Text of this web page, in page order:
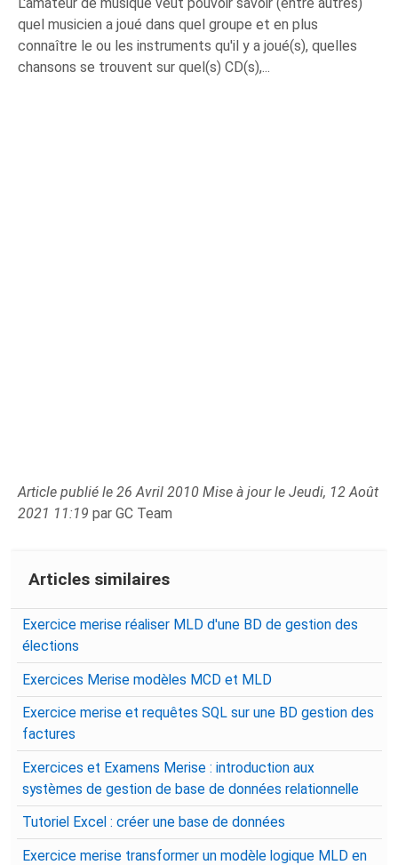
quel musicien a joué dans quel groupe et en plus
connaître le ou les instruments qu'il y a joué(s), quelles
chansons se trouvent sur quel(s) CD(s),...
Article publié le 26 Avril 2010 Mise à jour le Jeudi, 12 Août
2021 11:19par GC Team
Articles similaires
Exercice merise réaliser MLD d'une BD de gestion des
élections
Exercices Merise modèles MCD et MLD
Exercice merise et requêtes SQL sur une BD gestion des
factures
Exercices et Examens Merise : introduction aux
systèmes de gestion de base de données relationnelle
Tutoriel Excel : créer une base de données
Exercice merise transformer un modèle logique MLD en